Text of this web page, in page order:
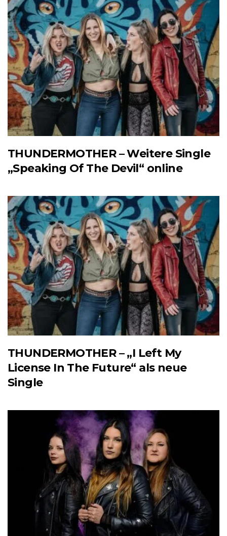
THUNDERMOTHER – Weitere Single
„Speaking Of The Devil“ online
THUNDERMOTHER – „I Left My
License In The Future“ als neue
Single